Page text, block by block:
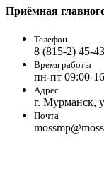
Приёмная
Телефон
8 (815-2) 45-
Время работы
пн-пт 09:00-
Адрес
г. Мурманск,
Почта